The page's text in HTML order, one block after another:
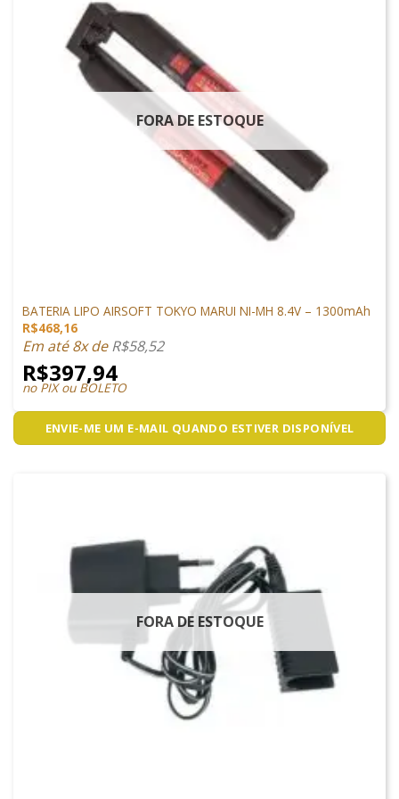
FORA DE ESTOQUE
BATERIA LIPO AIRSOFT TOKYO MARUI NI-MH 8.4V – 1300mAh
R$468,16
Em até 8x deR$58,52
R$397,94
no PIX ou BOLETO
ENVIE-ME UM E-MAIL QUANDO ESTIVER DISPONÍVEL
FORA DE ESTOQUE